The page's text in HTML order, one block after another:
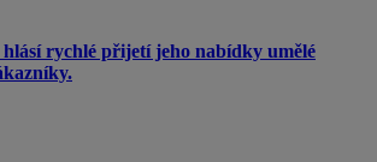
rychlé přijetí jeho nabídky umělé